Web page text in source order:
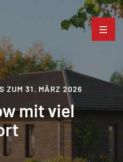
ZUM 31. MÄRZ 2026
mit viel